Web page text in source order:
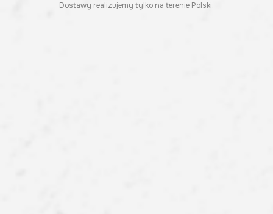
Dostawy realizujemy tylko na terenie Polski.